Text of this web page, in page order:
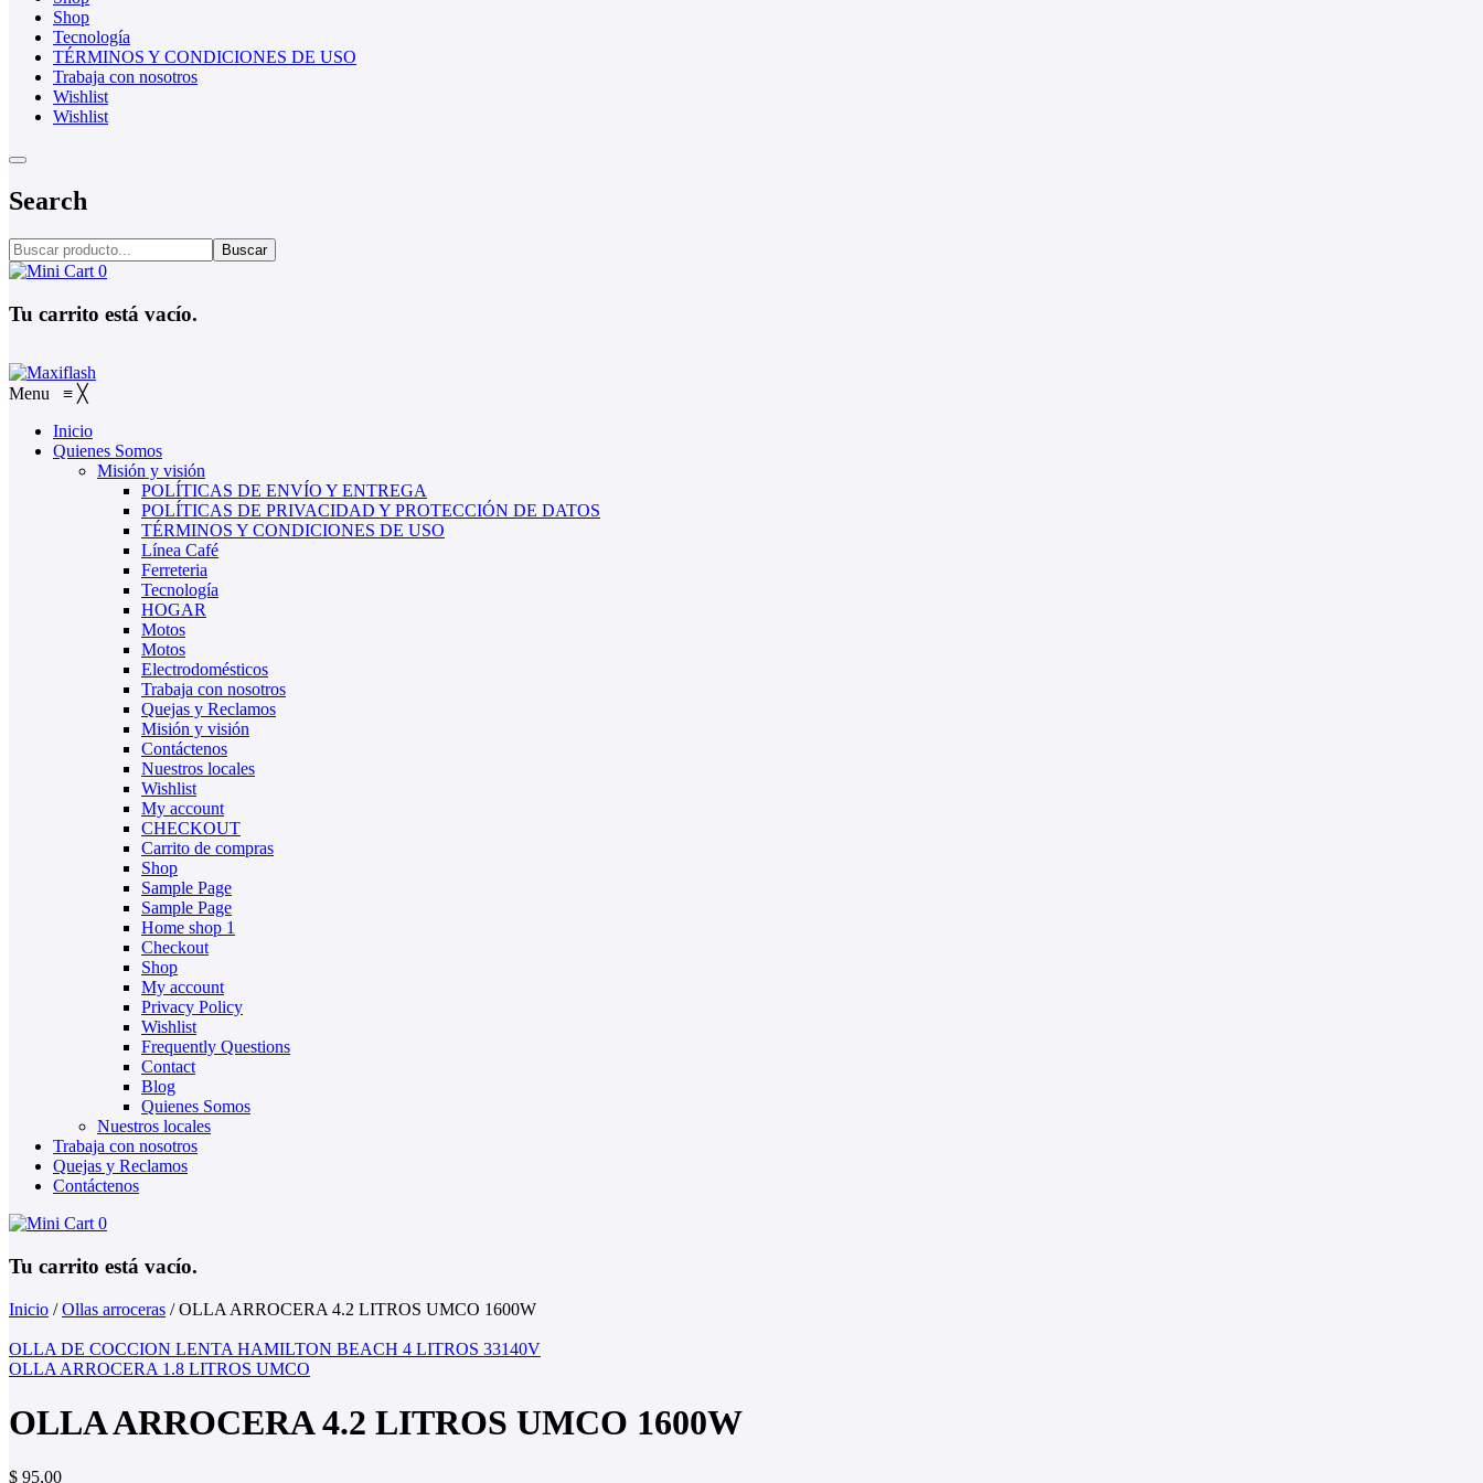
Shop
Tecnología
TÉRMINOS Y CONDICIONES DE USO
Trabaja con nosotros
Wishlist
Wishlist
Search
Buscar
0
Tu carrito está vacío.
Menu ≡ ╳
Inicio
Quienes Somos
Misión y visión
POLÍTICAS DE ENVÍO Y ENTREGA
POLÍTICAS DE PRIVACIDAD Y PROTECCIÓN DE DATOS
TÉRMINOS Y CONDICIONES DE USO
Línea Café
Ferreteria
Tecnología
HOGAR
Motos
Motos
Electrodomésticos
Trabaja con nosotros
Quejas y Reclamos
Misión y visión
Contáctenos
Nuestros locales
Wishlist
My account
CHECKOUT
Carrito de compras
Shop
Sample Page
Sample Page
Home shop 1
Checkout
Shop
My account
Privacy Policy
Wishlist
Frequently Questions
Contact
Blog
Quienes Somos
Nuestros locales
Trabaja con nosotros
Quejas y Reclamos
Contáctenos
0
Tu carrito está vacío.
Inicio / Ollas arroceras /OLLA ARROCERA 4.2 LITROS UMCO 1600W
OLLA DE COCCION LENTA HAMILTON BEACH 4 LITROS 33140V
OLLA ARROCERA 1.8 LITROS UMCO
OLLA ARROCERA 4.2 LITROS UMCO 1600W
$ 95,00